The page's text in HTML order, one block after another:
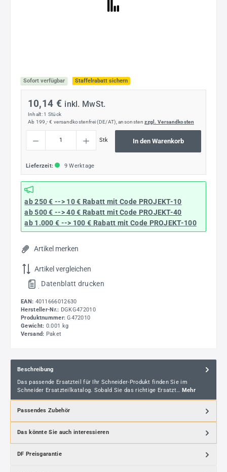
Sofort verfügbar Staffelrabatt sichern
10,14 € inkl. MwSt.
Inhalt: 1 Stück
Ab 199,- € versandkostenfrei (DE/AT), ansonstenzzgl. Versandkosten
Stk In den Warenkorb
Lieferzeit: 9 Werktage
ab 250 € --> 10 € Rabatt mit Code PROJEKT-10
ab 500 € --> 40 € Rabatt mit Code PROJEKT-40
ab 1.000 € --> 100 € Rabatt mit Code PROJEKT-100
Artikel merken
Artikel vergleichen
. Datenblatt drucken
EAN: 4011666012630
Hersteller-Nr.: DGKG472010
Produktnummer: G472010
Gewicht: 0.001 kg
Versand: Paket
Beschreibung
Das passende Ersatzteil für Ihr Schneider-Produkt finden Sie im
Schneider Ersatzteilkatalog. Sobald Sie das richtige Ersatzt… Mehr
Passendes Zubehör
Das könnte Sie auch interessieren
DF Preisgarantie